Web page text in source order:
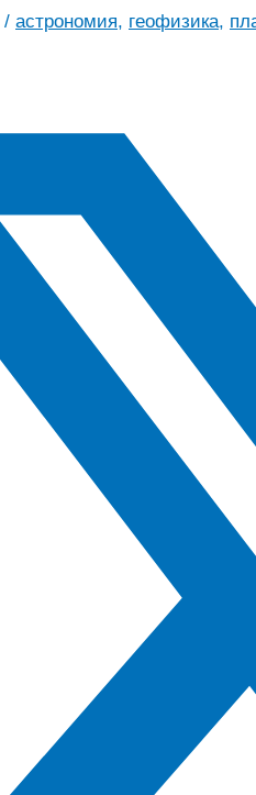
/ астрономия, геофизика,